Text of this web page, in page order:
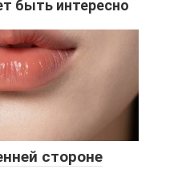
быть интересно
стороне